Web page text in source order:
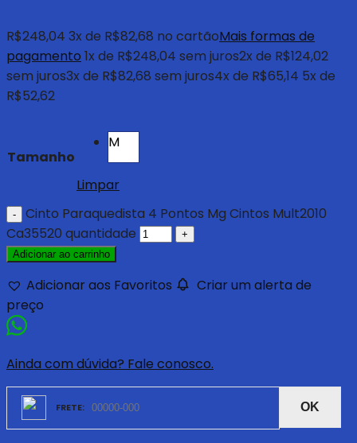
R$248,04 3x de R$82,68 no cartãoMais formas de
pagamento 1x de R$248,04 sem juros2x de R$124,02
sem juros3x de R$82,68 sem juros4x de R$65,14 5x de
R$52,62
Tamanho
M
Limpar
Cinto Paraquedista 4 Pontos Mg Cintos Mult2010
Ca35520 quantidade
Adicionar ao carrinho
Adicionar aos Favoritos
Criar um alerta de
preço
Ainda com dúvida? Fale conosco.
OK